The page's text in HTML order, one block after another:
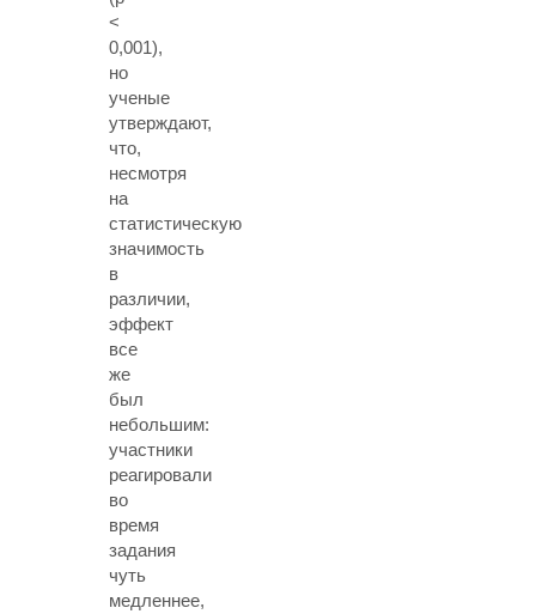
<
0,001),
но
ученые
утверждают,
что,
несмотря
на
статистическую
значимость
в
различии,
эффект
все
же
был
небольшим:
участники
реагировали
во
время
задания
чуть
медленнее,